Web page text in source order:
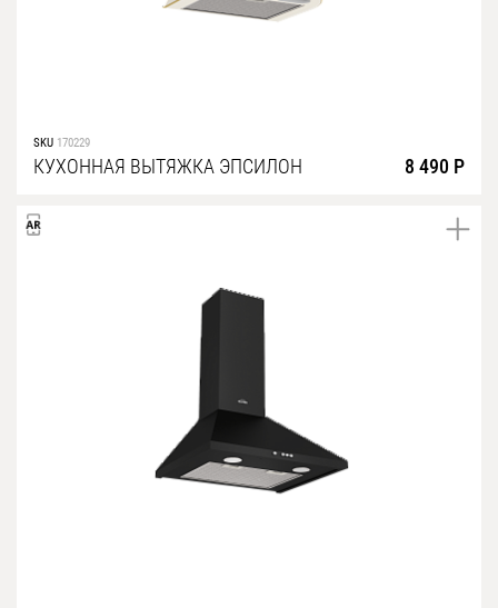
SKU 170229
КУХОННАЯ ВЫТЯЖКА ЭПСИЛОН 8 490 Р